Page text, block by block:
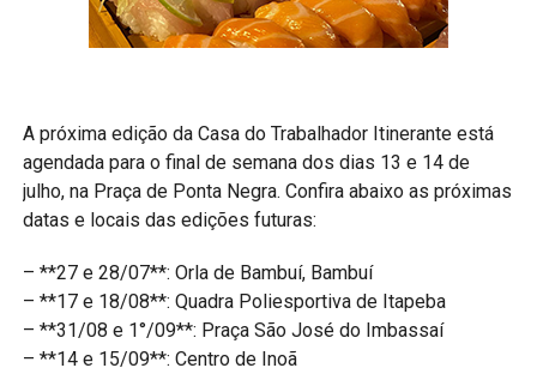
A próxima edição da Casa do Trabalhador Itinerante está
agendada para o final de semana dos dias 13 e 14 de
julho, na Praça de Ponta Negra. Confira abaixo as próximas
datas e locais das edições futuras:
– **27 e 28/07**: Orla de Bambuí, Bambuí
– **17 e 18/08**: Quadra Poliesportiva de Itapeba
– **31/08 e 1°/09**: Praça São José do Imbassaí
– **14 e 15/09**: Centro de Inoã